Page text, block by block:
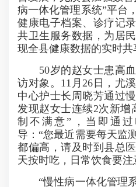
病一体化管理系统”平台
健康电子档案、诊疗记
共卫生服务数据，为居
现全县健康数据的实时共
50岁的赵女士患高血
访对象。11月26日，尤
中心护士长周晓芳通过
发现赵女士连续2次新增
制不满意”，当即通
导：“您最近需要每天监
都偏高，请及时到县总
天按时吃，日常饮食要
“慢性病一体化管理系